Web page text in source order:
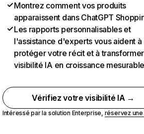
Montrez comment vos produits
apparaissent dans ChatGPT
Les rapports personnalisables et
l'assistance d'experts vous aident à
protéger votre récit et à
visibilité IA en croissance
Vérifiez votre visibilité IA →
Intéressé par la solution Enterprise, réservez